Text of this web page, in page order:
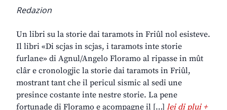
Redazion
Un libri su la storie dai taramots in Friûl nol esisteve.
Il libri «Di scjas in scjas, i taramots inte storie
furlane» di Agnul/Angelo Floramo al ripasse in mût
clâr e cronologjic la storie dai taramots in Friûl,
mostrant tant che il pericul sismic al sedi une
presince costante inte nestre storie. La pene
fortunade di Floramo e acompagne il […] lei di plui +